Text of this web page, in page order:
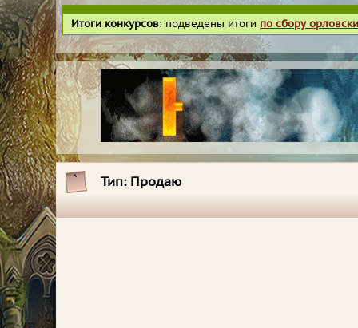
Итоги конкурсов: подведены итоги по сбору
Тип: Продаю